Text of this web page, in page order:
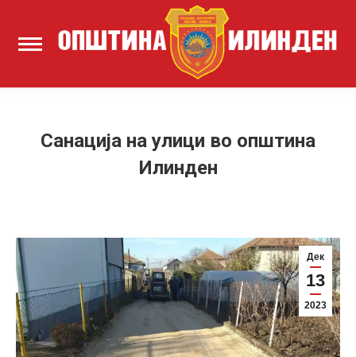
Санација на улици во општина
Илинден
Дек
13
2023